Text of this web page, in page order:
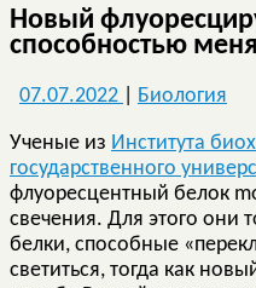
Новый
способностью
07.07.2022 Биология
Ученые из Института
государственного
флуоресцентный белок
свечения. Для этого они
белки, способные
светиться, тогда как